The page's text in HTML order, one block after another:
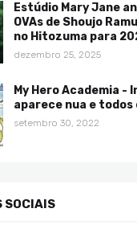
Estúdio Mary Jane
OVAs de Shoujo
no Hitozuma para
dezembro 25, 2025
My Hero Academia -
aparece nua e todos
setembro 30, 2022
SOCIAIS